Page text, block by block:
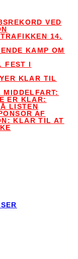
VED
14.
KAMP OM
FEST I
KLAR TIL
ER KLAR:
LISTEN
AF
KLAR TIL AT